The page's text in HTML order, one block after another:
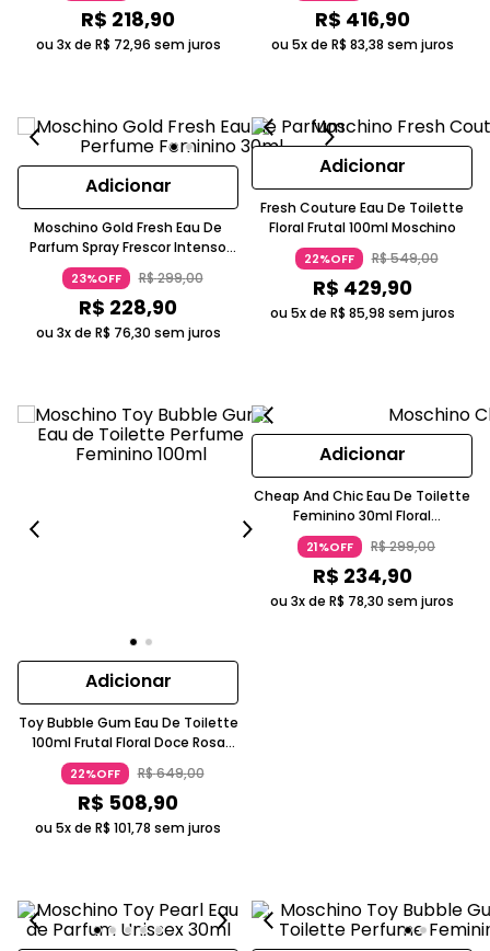
R$ 218,90
ou 3x de R$ 72,96 sem juros
R$ 416,90
ou 5x de R$ 83,38 sem juros
Adicionar
Moschino Gold Fresh Eau De
Parfum Spray Frescor Intenso
Dourado Moschino
23%OFF R$299,00
R$ 228,90
ou 3x de R$ 76,30 sem juros
Adicionar
Fresh Couture Eau De Toilette
Floral Frutal 100ml Moschino
22%OFF R$549,00
R$ 429,90
ou 5x de R$ 85,98 sem juros
Adicionar
Toy Bubble Gum Eau De Toilette
100ml Frutal Floral Doce Rosa
Moschino
22%OFF R$649,00
R$ 508,90
ou 5x de R$ 101,78 sem juros
Adicionar
Cheap And Chic Eau De Toilette
Feminino 30ml Floral
Amadeirado Vermelho E Preto
Moschino
21%OFF R$299,00
R$ 234,90
ou 3x de R$ 78,30 sem juros